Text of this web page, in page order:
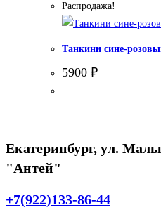
Распродажа!
Танкини сине-
5900 ₽
Екатеринбург, ул.
"Антей"
+7(922)133-86-44